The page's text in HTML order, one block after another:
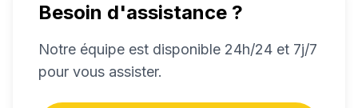
Besoin d'assistance ?
Notre équipe est disponible 24h/24 et 7j/7
pour vous assister.